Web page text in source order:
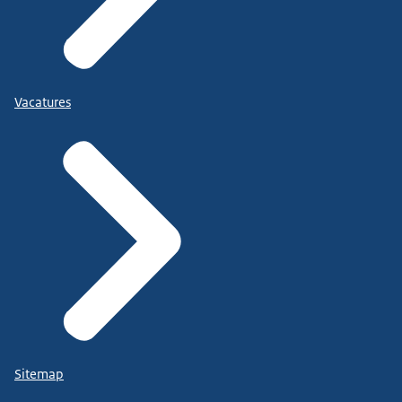
Vacatures
Sitemap